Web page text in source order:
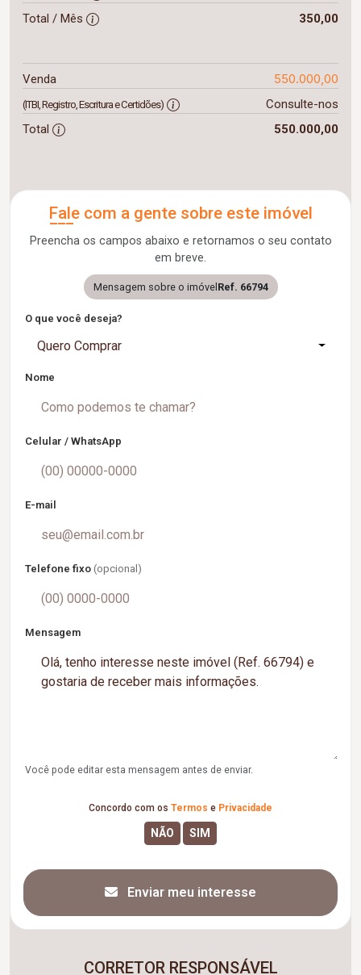
Total / Mês
350,00
Venda 550.000,00
(ITBI, Registro, Escritura e Certidões)
Consulte-nos
Total
550.000,00
Fale com a gente sobre este imóvel
Preencha os campos abaixo e retornamos o seu contato
em breve.
Mensagem sobre o imóvelRef. 66794
O que você deseja?
Quero Comprar
Nome
Celular / WhatsApp
E-mail
Telefone fixo (opcional)
Mensagem
Você pode editar esta mensagem antes de enviar.
Concordo com os Termos e Privacidade
Enviar meu interesse
CORRETOR RESPONSÁVEL